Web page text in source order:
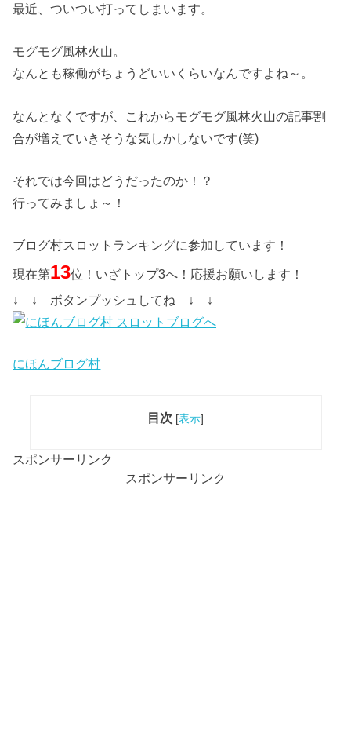
最近、ついつい打ってしまいます。
モグモグ風林火山。
なんとも稼働がちょうどいいくらいなんですよね～。
なんとなくですが、これからモグモグ風林火山の記事割
合が増えていきそうな気しかしないです(笑)
それでは今回はどうだったのか！？
行ってみましょ～！
ブログ村スロットランキングに参加しています！
現在第13位！いざトップ3へ！応援お願いします！
↓ ↓ ボタンプッシュしてね ↓ ↓
にほんブログ村
目次 [表示]
スポンサーリンク
スポンサーリンク